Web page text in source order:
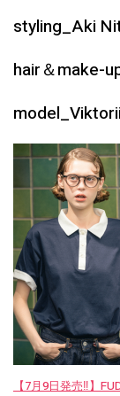
styling_Aki
hair＆make-
【7月9日発売‼︎】